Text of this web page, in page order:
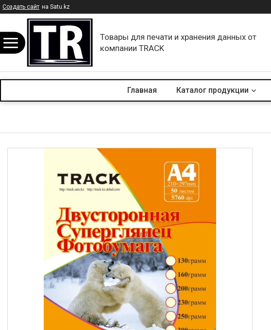
Создать сайт на Satu.kz
Товары для печати и хранения данных от
компании TRACK
Главная Каталог продукции